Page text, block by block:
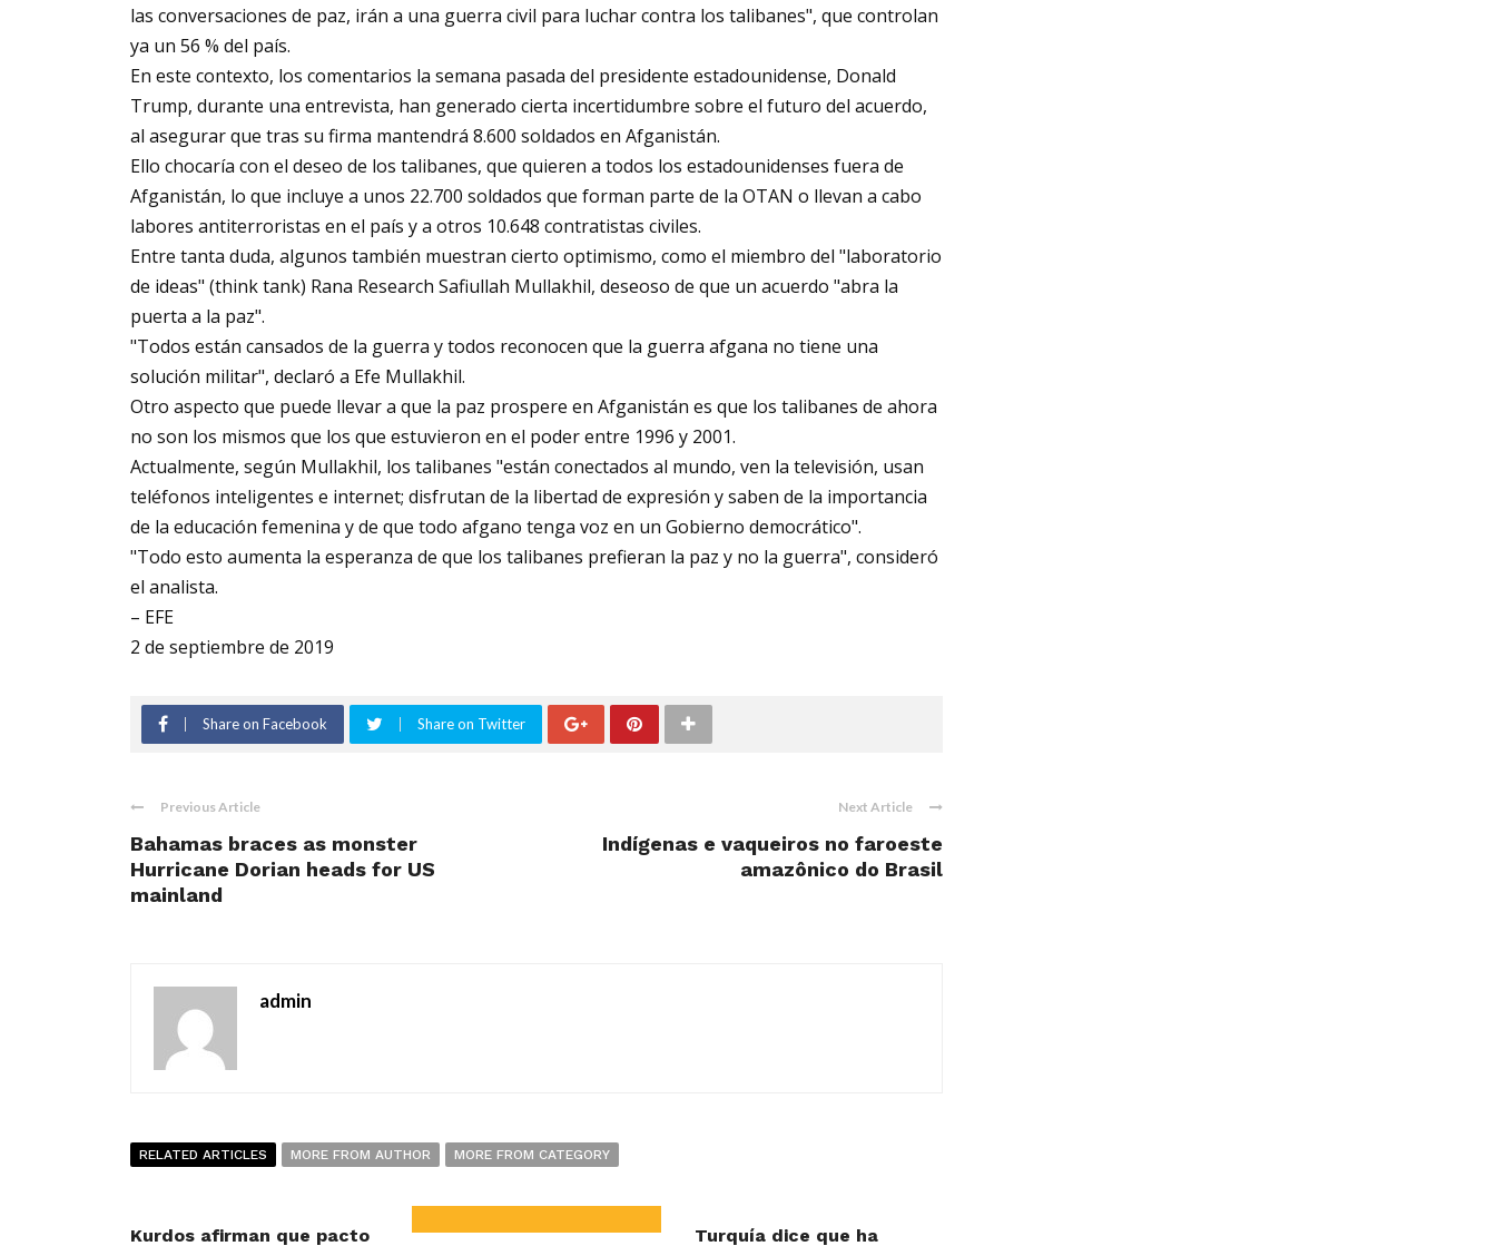
las conversaciones de paz, irán a una guerra civil para luchar contra los talibanes", que controlan
ya un 56 % del país.
En este contexto, los comentarios la semana pasada del presidente estadounidense, Donald
Trump, durante una entrevista, han generado cierta incertidumbre sobre el futuro del acuerdo,
al asegurar que tras su firma mantendrá 8.600 soldados en Afganistán.
Ello chocaría con el deseo de los talibanes, que quieren a todos los estadounidenses fuera de
Afganistán, lo que incluye a unos 22.700 soldados que forman parte de la OTAN o llevan a cabo
labores antiterroristas en el país y a otros 10.648 contratistas civiles.
Entre tanta duda, algunos también muestran cierto optimismo, como el miembro del "laboratorio
de ideas" (think tank) Rana Research Safiullah Mullakhil, deseoso de que un acuerdo "abra la
puerta a la paz".
"Todos están cansados de la guerra y todos reconocen que la guerra afgana no tiene una
solución militar", declaró a Efe Mullakhil.
Otro aspecto que puede llevar a que la paz prospere en Afganistán es que los talibanes de ahora
no son los mismos que los que estuvieron en el poder entre 1996 y 2001.
Actualmente, según Mullakhil, los talibanes "están conectados al mundo, ven la televisión, usan
teléfonos inteligentes e internet; disfrutan de la libertad de expresión y saben de la importancia
de la educación femenina y de que todo afgano tenga voz en un Gobierno democrático".
"Todo esto aumenta la esperanza de que los talibanes prefieran la paz y no la guerra", consideró
el analista.
– EFE
2 de septiembre de 2019
Share on Facebook Share on Twitter
Previous Article
Bahamas braces as monster
Hurricane Dorian heads for US
mainland
Next Article
Indígenas e vaqueiros no faroeste
amazônico do Brasil
admin
RELATED ARTICLES MORE FROM AUTHOR MORE FROM CATEGORY
Kurdos afirman que pacto
Turquía dice que ha